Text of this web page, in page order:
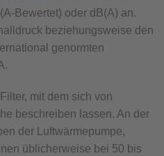
Bewertet) oder dB(A) an.
beziehungsweise den
genormten
mit dem sich von
beschreiben lassen. An der
der Luftwärmepumpe,
üblicherweise bei 50 bis